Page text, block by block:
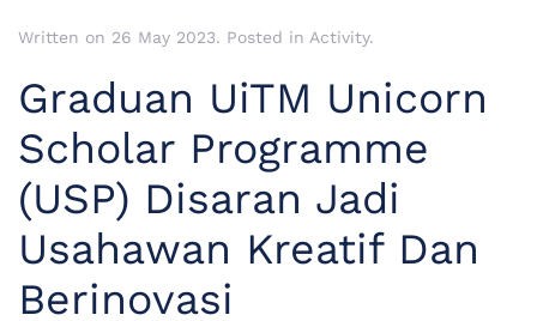
Written on 26 May 2023. Posted in Activity.
Graduan UiTM Unicorn
Scholar Programme
(USP) Disaran Jadi
Usahawan Kreatif Dan
Berinovasi